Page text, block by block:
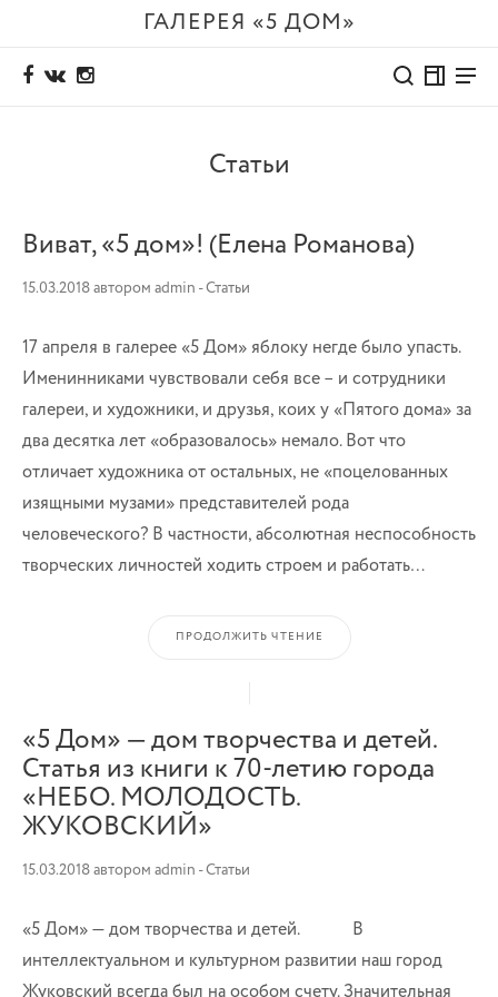
ГАЛЕРЕЯ «5 ДОМ»
Статьи
Виват, «5 дом»! (Елена Романова)
15.03.2018автором admin -Статьи
17 апреля в галерее «5 Дом» яблоку негде было упасть.
Именинниками чувствовали себя все – и сотрудники
галереи, и художники, и друзья, коих у «Пятого дома» за
два десятка лет «образовалось» немало. Вот что
отличает художника от остальных, не «поцелованных
изящными музами» представителей рода
человеческого? В частности, абсолютная неспособность
творческих личностей ходить строем и работать…
ПРОДОЛЖИТЬ ЧТЕНИЕ
«5 Дом» — дом творчества и детей.
Статья из книги к 70-летию города
«НЕБО. МОЛОДОСТЬ.
ЖУКОВСКИЙ»
15.03.2018автором admin -Статьи
«5 Дом» — дом творчества и детей. В
интеллектуальном и культурном развитии наш город